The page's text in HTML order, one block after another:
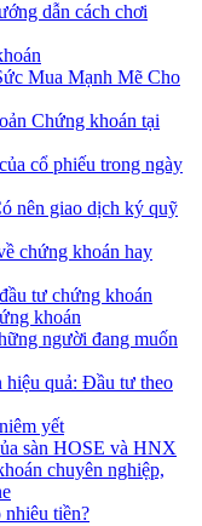
dẫn cách chơi
Mua Mạnh Mẽ Cho
Chứng khoán tại
cổ phiếu trong ngày
nên giao dịch ký quỹ
chứng khoán hay
tư chứng khoán
khoán
người đang muốn
hiệu quả: Đầu tư theo
yết
sàn HOSE và HNX
chuyên nghiệp,
tiền?